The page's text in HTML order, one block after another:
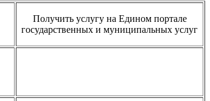
Получить услугу на Едином портале
государственных и муниципальных услуг